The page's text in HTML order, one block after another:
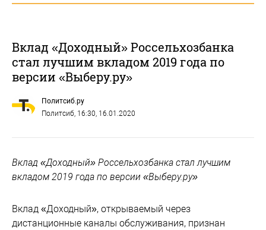
Вклад «Доходный» Россельхозбанка
стал лучшим вкладом 2019 года по
версии «Выберу.ру»
Политсиб.ру
Политсиб, 16:30, 16.01.2020
Вклад «Доходный» Россельхозбанка стал лучшим
вкладом 2019 года по версии «Выберу.ру»
Вклад «Доходный», открываемый через
дистанционные каналы обслуживания, признан